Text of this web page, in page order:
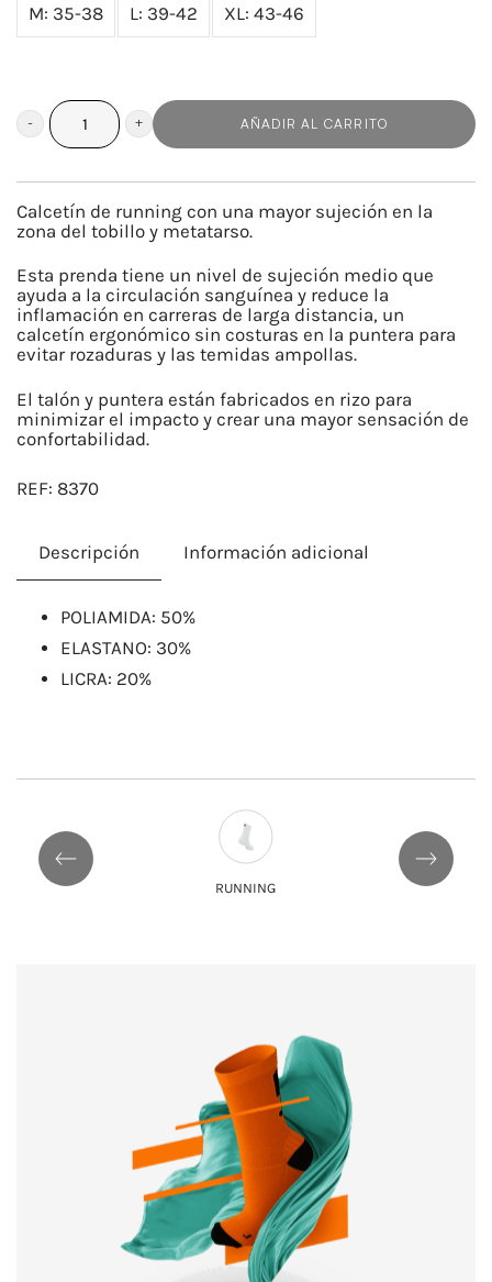
M: 35-38 L: 39-42 XL: 43-46
VAMOS
cantidad
AÑADIR AL CARRITO
Calcetín de running con una mayor sujeción en la
zona del tobillo y metatarso.
Esta prenda tiene un nivel de sujeción medio que
ayuda a la circulación sanguínea y reduce la
inflamación en carreras de larga distancia, un
calcetín ergonómico sin costuras en la puntera para
evitar rozaduras y las temidas ampollas.
El talón y puntera están fabricados en rizo para
minimizar el impacto y crear una mayor sensación de
confortabilidad.
REF: 8370
Descripción Información adicional
​POLIAMIDA: 50%
ELASTANO: 30%
LICRA: 20%
RUNNING